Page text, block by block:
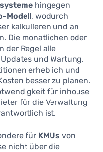
hingegen
Modell, wodurch
kalkulieren und an
Die monatlichen oder
der Regel alle
und Wartung.
erheblich und
besser zu planen.
für inhouse
für die Verwaltung
ist.
für KMUs von
nicht über die